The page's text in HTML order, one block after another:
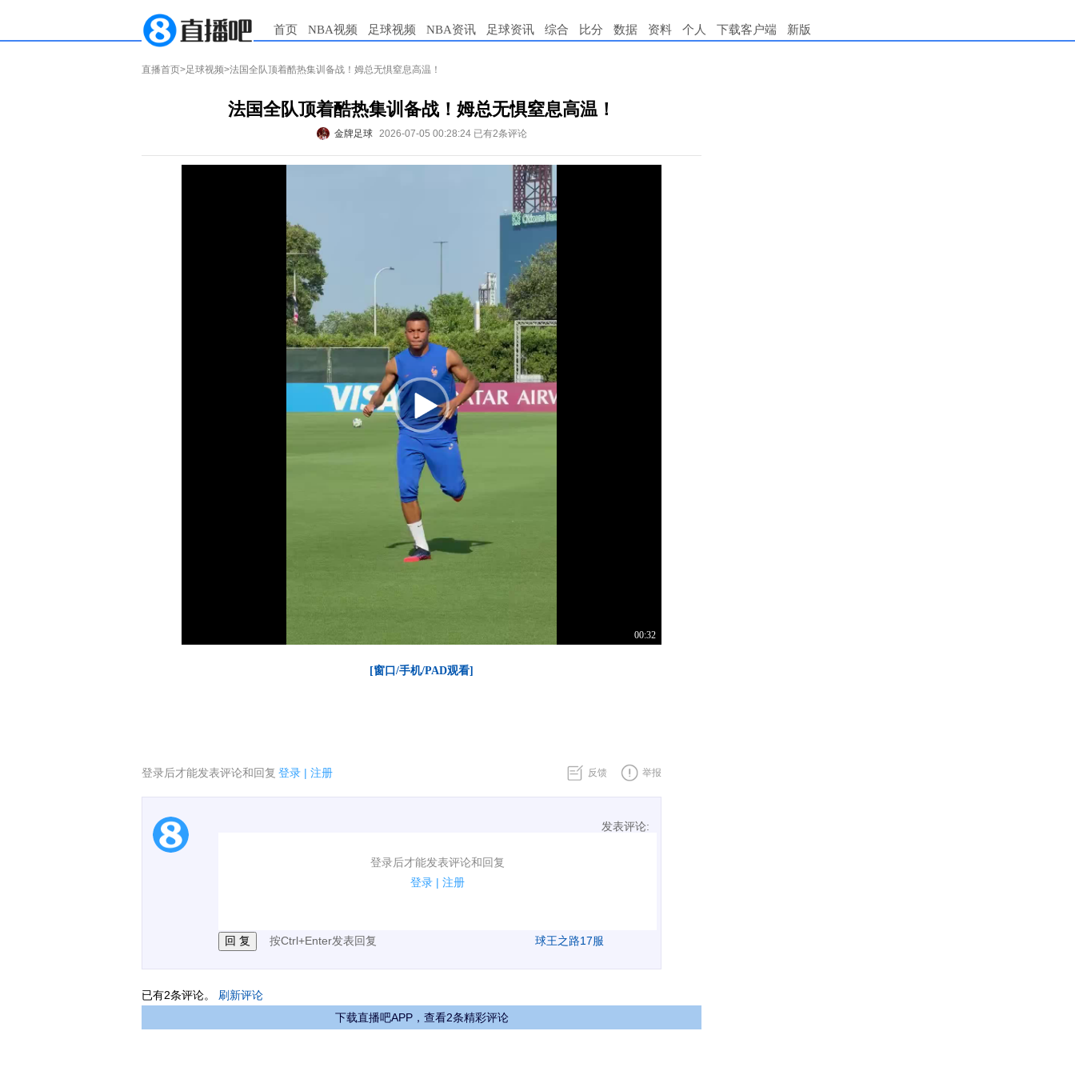
首页 NBA视频 足球视频 NBA资讯 足球资讯 综合 比分 数据 资料 个人 下载客户端 新版
直播首页>足球视频>法国全队顶着酷热集训备战！姆总无惧窒息高温！
法国全队顶着酷热集训备战！姆总无惧窒息高温！
金牌足球 2026-07-05 00:28:24 已有2条评论
00:32
[窗口/手机/PAD观看]
登录后才能发表评论和回复 登录 | 注册 反馈 举报
发表评论:
登录后才能发表评论和回复
登录 | 注册
1.电脑端新用户可以发表评论了！
按Ctrl+Enter发表回复 球王之路17服
已有2条评论。 刷新评论
下载直播吧APP，查看2条精彩评论